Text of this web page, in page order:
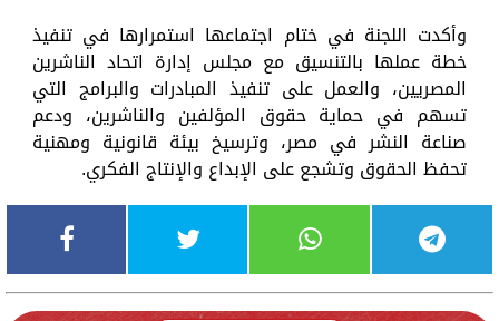
وأكدت اللجنة في ختام اجتماعها استمرارها في تنفيذ
خطة عملها بالتنسيق مع مجلس إدارة اتحاد الناشرين
المصريين، والعمل على تنفيذ المبادرات والبرامج التي
تسهم في حماية حقوق المؤلفين والناشرين، ودعم
صناعة النشر في مصر، وترسيخ بيئة قانونية ومهنية
تحفظ الحقوق وتشجع على الإبداع والإنتاج الفكري.